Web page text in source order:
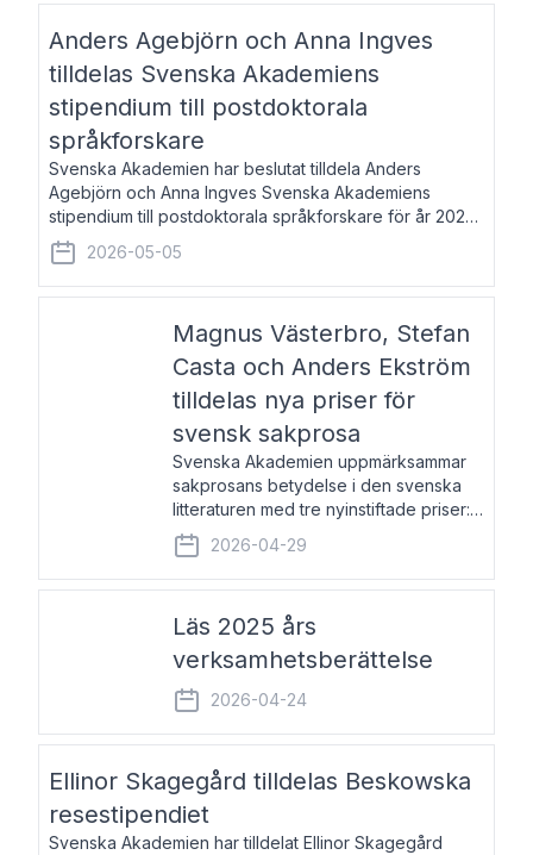
Anders Agebjörn och Anna Ingves
tilldelas Svenska Akademiens
stipendium till postdoktorala
språkforskare
Svenska Akademien har beslutat tilldela Anders
Agebjörn och Anna Ingves Svenska Akademiens
stipendium till postdoktorala språkforskare för år 2026.
Stipendiebeloppet är 75 000 kronor per mottagare.
Anders Agebjörn, född 1984, är universitet
2026-05-05
Magnus Västerbro, Stefan
Casta och Anders Ekström
tilldelas nya priser för
svensk sakprosa
Svenska Akademien uppmärksammar
sakprosans betydelse i den svenska
litteraturen med tre nyinstiftade priser:
Svenska Akademiens pris till
framstående författare av svensk
sakprosa som i år går till Magnus
2026-04-29
Läs 2025 års
verksamhetsberättelse
2026-04-24
Ellinor Skagegård tilldelas Beskowska
resestipendiet
Svenska Akademien har tilldelat Ellinor Skagegård